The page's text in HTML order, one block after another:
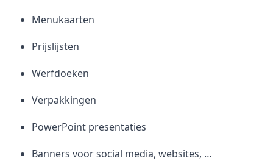
Menukaarten
Prijslijsten
Werfdoeken
Verpakkingen
PowerPoint presentaties
Banners voor social media, websites, …